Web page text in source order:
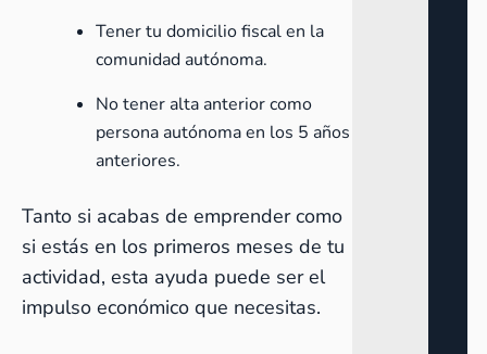
Tener tu domicilio fiscal en la
comunidad autónoma.
No tener alta anterior como
persona autónoma en los 5 años
anteriores.
Tanto si acabas de emprender como
si estás en los primeros meses de tu
actividad, esta ayuda puede ser el
impulso económico que necesitas.